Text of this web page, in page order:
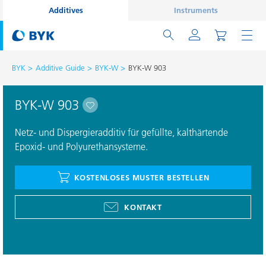
Additives Instruments
BYK Additive Guide BYK-W BYK-W 903
BYK-W 903
Netz- und Dispergieradditiv für gefüllte, kalthärtende
Epoxid- und Polyurethansysteme.
KOSTENLOSES MUSTER BESTELLEN
KONTAKT